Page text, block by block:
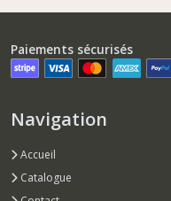
Paiements sécurisés
Navigation
Accueil
Catalogue